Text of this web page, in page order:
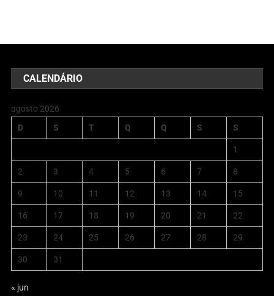
CALENDÁRIO
agosto 2026
D
S T Q Q S S
1
2 3 4 5 6 7 8
9 10 11 12 13 14 15
16 17 18 19 20 21 22
23 24 25 26 27 28 29
30 31
« jun